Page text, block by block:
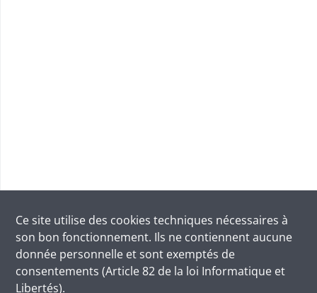
Ce site utilise des cookies techniques nécessaires à
son bon fonctionnement. Ils ne contiennent aucune
donnée personnelle et sont exemptés de
consentements (Article 82 de la loi Informatique et
Libertés).